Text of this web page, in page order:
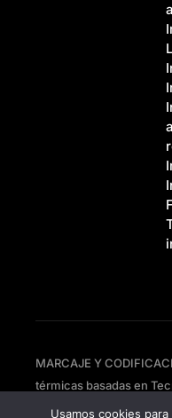
MARCAJE Y
térmicas basadas en
Usamos cookies